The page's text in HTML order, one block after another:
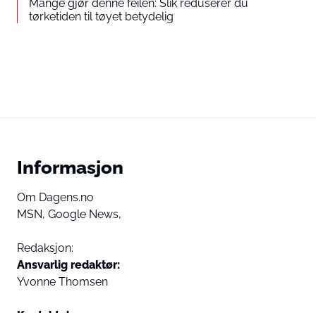
Mange gjør denne feilen: Slik reduserer du
tørketiden til tøyet betydelig
Informasjon
Om Dagens.no
MSN, Google News,
Redaksjon:
Ansvarlig redaktør:
Yvonne Thomsen